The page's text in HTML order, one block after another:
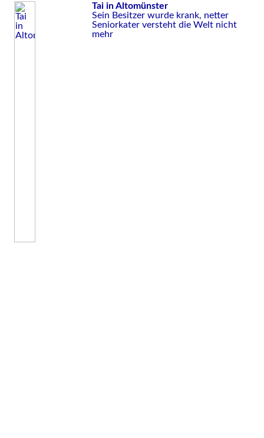
Tai in Altomünster
Sein Besitzer wurde krank, netter
Seniorkater versteht die Welt nicht
mehr